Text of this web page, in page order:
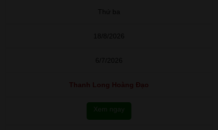
Thứ ba
18/8/2026
6/7/2026
Thanh Long Hoàng Đạo
Xem ngay